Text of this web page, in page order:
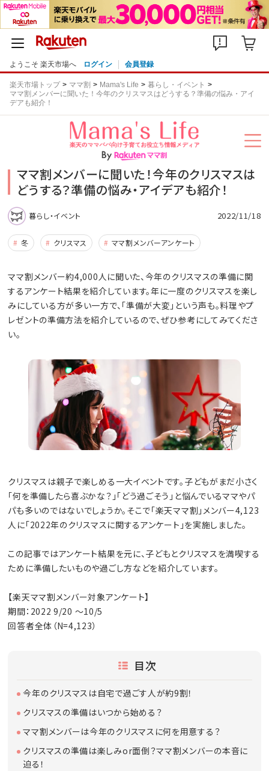
ようこそ 楽天市場へ ログイン 会員登録
楽天市場トップ ママ割 Mama's Life
暮らし・イベント
ママ割メンバーに聞いた！今年のクリスマスはどうする？準備の悩み・アイ
デアも紹介！
ママ割メンバーに聞いた！今年のクリスマスは
どうする？準備の悩み・アイデアも紹介！
暮らし・イベント 2022/11/18
冬 クリスマス ママ割メンバーアンケート
ママ割メンバー約4,000人に聞いた、今年のクリスマスの準備に関
するアンケート結果を紹介しています。年に一度のクリスマスを楽し
みにしている方が多い一方で、「準備が大変」という声も。料理やプ
レゼントの準備方法を紹介しているので、ぜひ参考にしてみてくださ
い。
クリスマスは親子で楽しめる一大イベントです。子どもがまだ小さく
「何を準備したら喜ぶかな？」「どう過ごそう」と悩んでいるママやパ
パも多いのではないでしょうか。そこで「楽天ママ割」メンバー4,123
人に「2022年のクリスマスに関するアンケート」を実施しました。
この記事ではアンケート結果を元に、子どもとクリスマスを満喫する
ために準備したいものや過ごし方などを紹介しています。
【楽天ママ割メンバー対象アンケート】
期間：2022 9/20 ～10/5
回答者全体（N=4,123）
目次
今年のクリスマスは自宅で過ごす人が約9割！
クリスマスの準備はいつから始める？
ママ割メンバーは今年のクリスマスに何を用意する？
クリスマスの準備は楽しみor面倒？ママ割メンバーの本音に
迫る！